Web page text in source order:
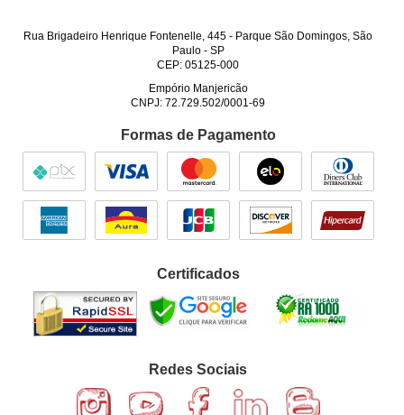
Rua Brigadeiro Henrique Fontenelle, 445 - Parque São Domingos, São
Paulo- SP
CEP: 05125-000
Empório Manjericão
CNPJ: 72.729.502/0001-69
Formas de Pagamento
Certificados
Redes Sociais